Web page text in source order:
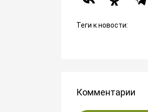
Теги к новости:
Комментарии